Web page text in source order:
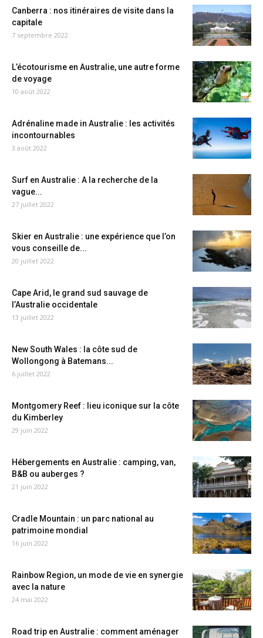
Canberra : nos itinéraires de visite dans la
capitale
7 septembre 2022
L’écotourisme en Australie, une autre forme
de voyage
10 août 2022
Adrénaline made in Australie : les activités
incontournables
3 août 2022
Surf en Australie : A la recherche de la
vague...
27 juillet 2022
Skier en Australie : une expérience que l’on
vous conseille de...
20 juillet 2022
Cape Arid, le grand sud sauvage de
l’Australie occidentale
13 juillet 2022
New South Wales : la côte sud de
Wollongong à Batemans...
6 juillet 2022
Montgomery Reef : lieu iconique sur la côte
du Kimberley
29 juin 2022
Hébergements en Australie : camping, van,
B&B ou auberges ?
21 juin 2022
Cradle Mountain : un parc national au
patrimoine mondial
16 juin 2022
Rainbow Region, un mode de vie en synergie
avec la nature
24 mai 2022
Road trip en Australie : comment aménager